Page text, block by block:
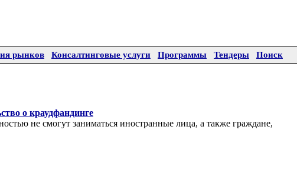
рынков Консалтинговые услуги Программы Тендеры Поиск
о краудфандинге
не смогут заниматься иностранные лица, а также граждане,